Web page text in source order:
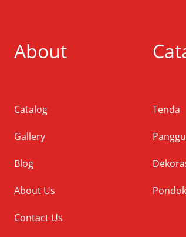
About
Catalog
Gallery
Blog
About Us
Contact Us
Tenda